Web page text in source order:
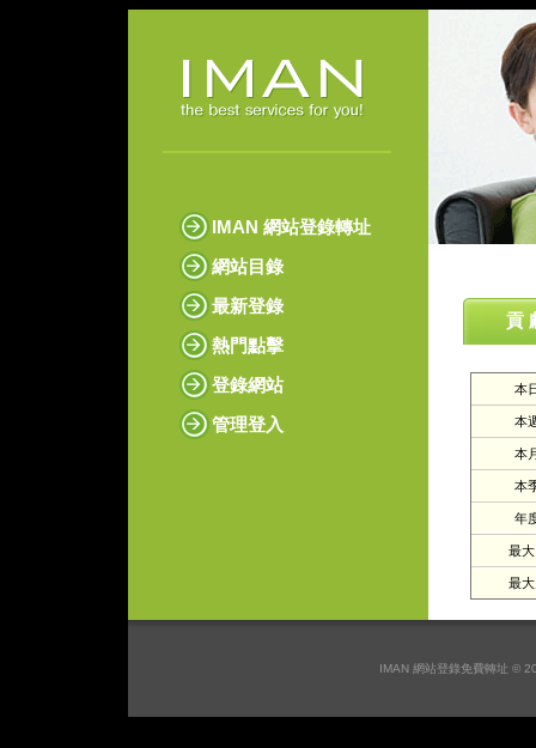
IMAN 網站登錄轉址
網站目錄
最新登錄
熱門點擊
登錄網站
管理登入
貢
本
本
本
本
年
最
最
IMAN 網站登錄免費轉址 ©